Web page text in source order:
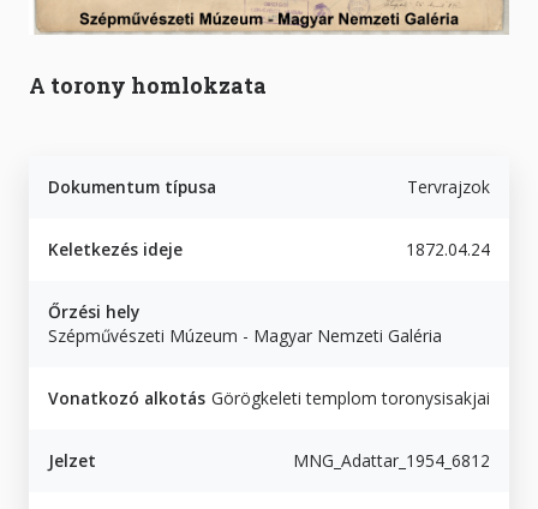
A torony homlokzata
Dokumentum típusa Tervrajzok
Keletkezés ideje 1872.04.24
Őrzési hely
Szépművészeti Múzeum - Magyar Nemzeti Galéria
Vonatkozó alkotás Görögkeleti templom toronysisakjai
Jelzet MNG_Adattar_1954_6812